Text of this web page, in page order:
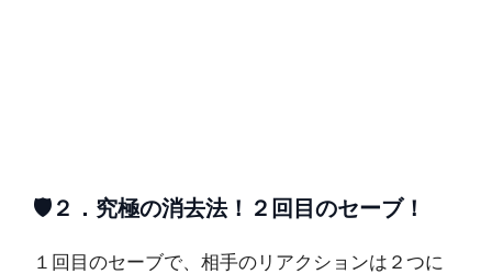
🛡️２． 究極の消去法！２回目のセーブ！
１回目のセーブで、相手のリアクションは２つに